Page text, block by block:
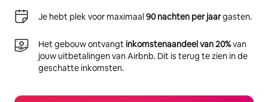
Je hebt plek voor maximaal90 nachten per jaargasten.
Het gebouw ontvangtinkomstenaandeel van 20%van
jouw uitbetalingen van Airbnb. Dit is terug te zien in de
geschatte inkomsten.